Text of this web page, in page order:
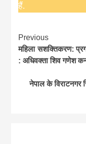
हैं.
Continue
Reading
Previous
महिला सशक्तिकरण:
: अधिवक्ता शिव गणेश
नेपाल के विराटनगर